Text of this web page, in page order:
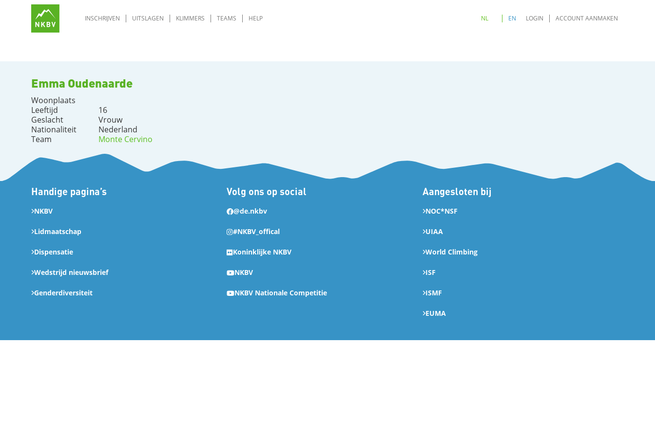
INSCHRIJVEN UITSLAGEN KLIMMERS TEAMS HELP NL EN LOGIN ACCOUNT AANMAKEN
Emma Oudenaarde
Woonplaats
Leeftijd
16
Geslacht
Vrouw
Nationaliteit
Nederland
Team
Monte Cervino
Handige pagina’s
NKBV
Lidmaatschap
Dispensatie
Wedstrijd nieuwsbrief
Genderdiversiteit
Volg ons op social
@de.nkbv
#NKBV_offical
Koninklijke NKBV
NKBV
NKBV Nationale Competitie
Aangesloten bij
NOC*NSF
UIAA
World Climbing
ISF
ISMF
EUMA